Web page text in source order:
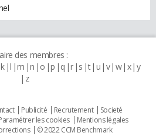
des membres :
k l m n o p q r s t u v w x y
z
Publicité Recrutement
Societé
les cookies
Mentions légales
© 2022 CCM Benchmark